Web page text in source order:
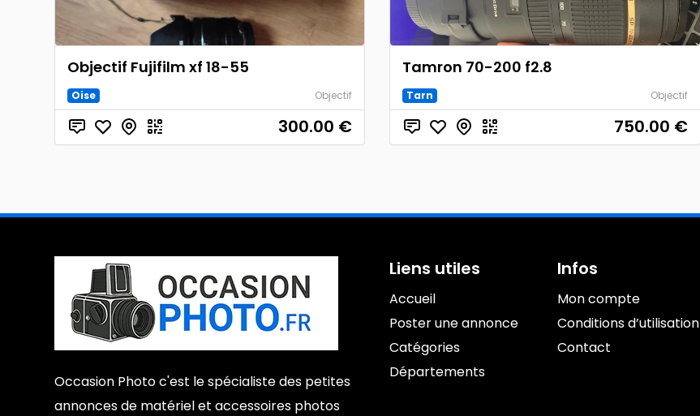
Objectif Fujifilm xf 18-55
Oise Objectif
300.00 €
Tamron 70-200 f2.8
Tarn Objectif
750.00 €
Occasion Photo c'est le spécialiste des petites
annonces de matériel et accessoires photos
Liens utiles
Accueil
Poster une annonce
Catégories
Départements
Infos
Mon compte
Conditions d’utilisation
Contact